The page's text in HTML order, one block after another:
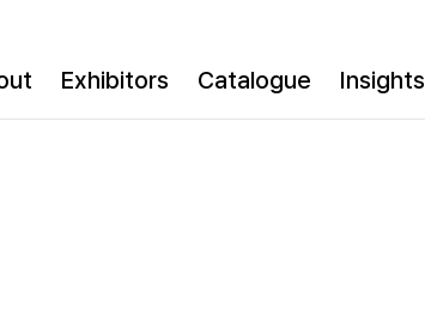
Exhibitors Catalogue Insights